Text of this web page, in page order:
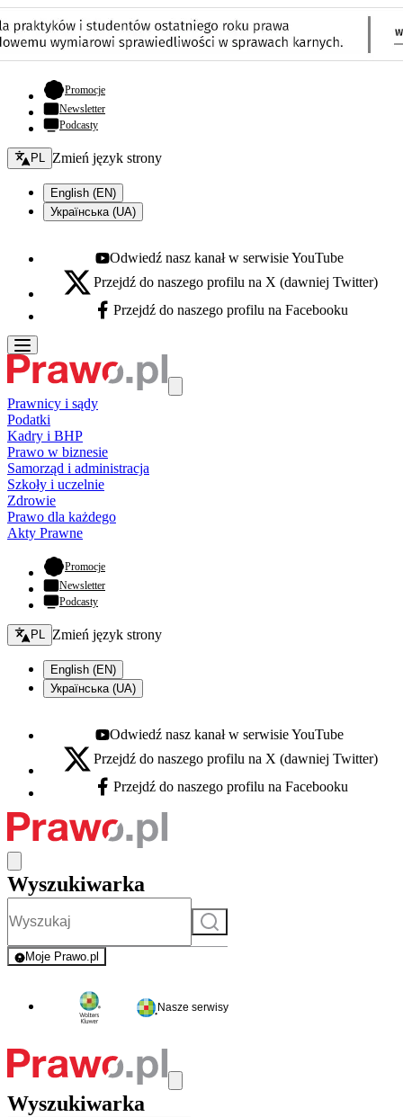
Promocje- otwiera się w nowej karcie
Newsletter
Podcasty
Zmień język - bieżący:
PL Zmień język strony
English (EN)
Українська (UA)
Youtube - otwiera się w nowej karcie
Odwiedź nasz kanał w serwisie YouTube
X - otwiera się w nowej karcie
Przejdź do naszego profilu na X (dawniej Twitter)
Facebook - otwiera się w nowej karcie
Przejdź do naszego profilu na Facebooku
Prawnicy i sądy
Podatki
Kadry i BHP
Prawo w biznesie
Samorząd i administracja
Szkoły i uczelnie
Zdrowie
Prawo dla każdego
Akty Prawne
Promocje- otwiera się w nowej karcie
Newsletter
Podcasty
Zmień język - bieżący:
PL Zmień język strony
English (EN)
Українська (UA)
Youtube - otwiera się w nowej karcie
Odwiedź nasz kanał w serwisie YouTube
X - otwiera się w nowej karcie
Przejdź do naszego profilu na X (dawniej Twitter)
Facebook - otwiera się w nowej karcie
Przejdź do naszego profilu na Facebooku
Wyszukiwarka
Szukaj
Moje Prawo.pl
- rejestracja i logowanie do serwisu
Nasze serwisy
Wyszukiwarka